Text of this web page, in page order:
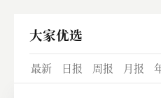
大家优选
最新 日报 周报 月报